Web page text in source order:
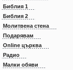
Библия 1
Библия 2
Молитвена стена
Подарявам
Online църква
Радио
Малки обяви